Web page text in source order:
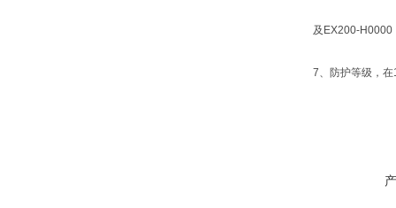
及EX200-H0000《
7、防护等级，在1